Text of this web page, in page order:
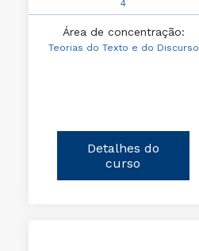
4
Área de concentração:
Teorias do Texto e do Discurso
Detalhes do
curso